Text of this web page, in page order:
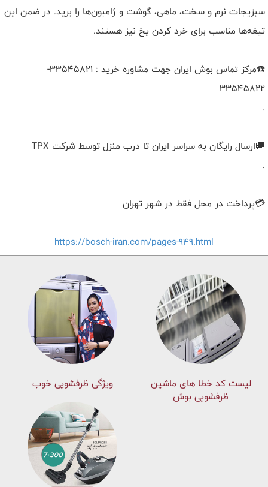
سبزیجات نرم و سخت، ماهی، گوشت و ژامبون‌ها را برید. در ضمن این
تیغه‌ها مناسب برای خرد کردن یخ نیز هستند.
☎️مرکز تماس بوش ایران جهت مشاوره خرید : 33545821-
33545822
.
🚚ارسال رایگان به سراسر ایران تا درب منزل توسط شرکت TPX
.
💳​پرداخت در محل فقط در شهر تهران
https://bosch-iran.com/pages-949.html
لیست کد خطا های ماشين
ظرفشویی بوش
ویژگی ظرفشویی خوب